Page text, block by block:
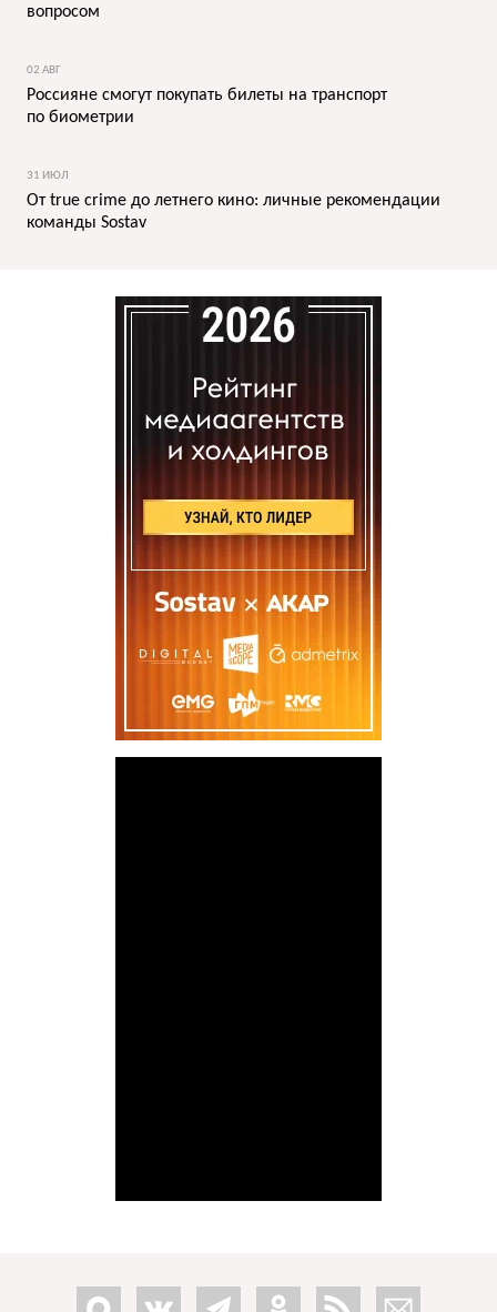
вопросом
02 АВГ
Россияне смогут покупать билеты на транспорт
по биометрии
31 ИЮЛ
От true crime до летнего кино: личные рекомендации
команды Sostav